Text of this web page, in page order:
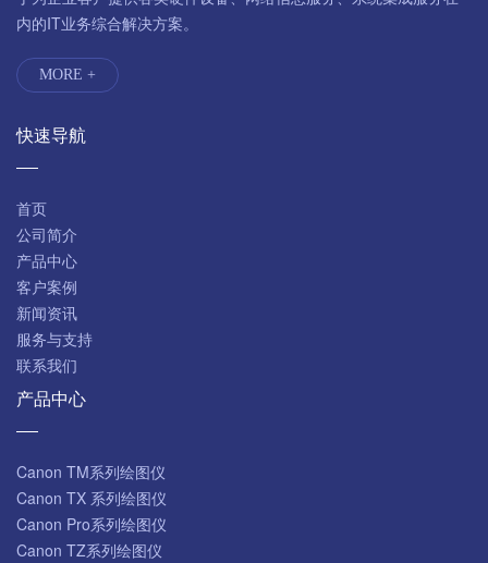
内的IT业务综合解决方案。
MORE +
快速导航
首页
公司简介
产品中心
客户案例
新闻资讯
服务与支持
联系我们
产品中心
Canon TM系列绘图仪
Canon TX 系列绘图仪
Canon Pro系列绘图仪
Canon TZ系列绘图仪